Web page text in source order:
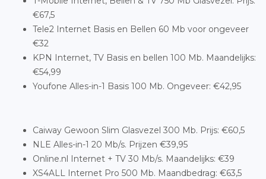
€67,5
Tele2 Internet Basis en Bellen 60 Mb voor ongeveer
€32
KPN Internet, TV Basis en bellen 100 Mb. Maandelijks:
€54,99
Youfone Alles-in-1 Basis 100 Mb. Ongeveer: €42,95
Caiway Gewoon Slim Glasvezel 300 Mb. Prijs: €60,5
NLE Alles-in-1 20 Mb/s. Prijzen €39,95
Online.nl Internet + TV 30 Mb/s. Maandelijks: €39
XS4ALL Internet Pro 500 Mb. Maandbedrag: €63,5